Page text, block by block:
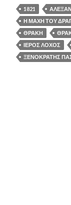
1821
Η ΜΑΧΗ ΤΟΥ
ΘΡΑΚΗ
ΙΕΡΟΣ ΛΟΧΟΣ
ΞΕΝΟΚΡΑΤΗΣ